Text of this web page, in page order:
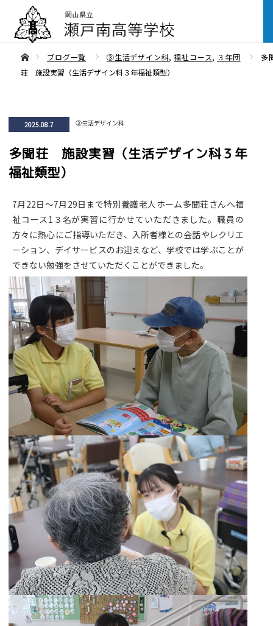
ああホームブログ一覧 ③生活デザイン科,福祉コース, ３年団
多
荘 施設実習（生活デザイン科３年福祉類型）
2025.08.7 ③生活デザイン科
多聞荘 施設実習（生活デザイン科３年
福祉類型）
7月22日～7月29日まで特別養護老人ホーム多聞荘さんへ福
祉コース1３名が実習に行かせていただきました。職員の
方々に熱心にご指導いただき、入所者様との会話やレクリエ
ーション、デイサービスのお迎えなど、学校では学ぶことが
できない勉強をさせていただくことができました。